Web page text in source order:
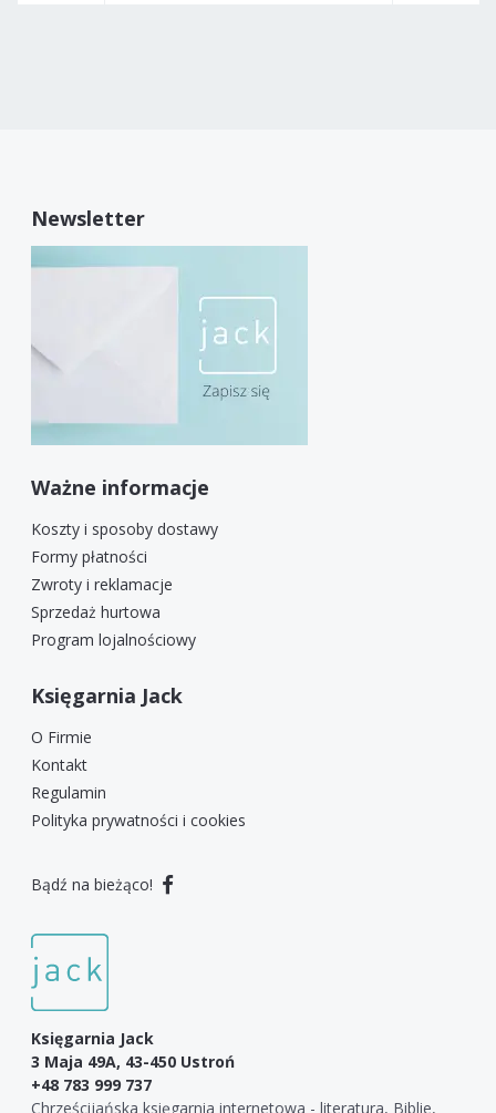
Newsletter
Ważne informacje
Koszty i sposoby dostawy
Formy płatności
Zwroty i reklamacje
Sprzedaż hurtowa
Program lojalnościowy
Księgarnia Jack
O Firmie
Kontakt
Regulamin
Polityka prywatności i cookies
Bądź na bieżąco!
Księgarnia Jack
3 Maja 49A, 43-450 Ustroń
+48 783 999 737
Chrześcijańska księgarnia internetowa - literatura, Biblie,